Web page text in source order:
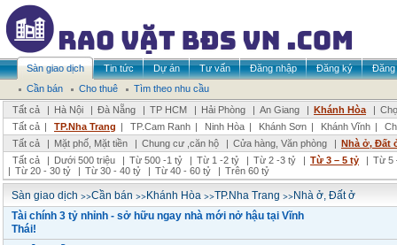
Sàn giao dịch Tin tức Dự án Tư vấn Đăng nhập Đăng ký
Đăng
Cần bán
Cho thuê
Tìm theo nhu cầu
Tất cả
| Hà Nội | Đà Nẵng | TP HCM | Hải Phòng | An Giang | Khánh Hòa |
Tất cả | TP.Nha Trang | TP.Cam Ranh | Ninh Hòa | Khánh Sơn | Khánh Vĩnh |
Tất cả
| Mặt phố, Mặt tiền | Chung cư ,căn hộ | Cửa hàng, Văn phòng | Nhà ở, Đất
Tất cả
| Dưới 500 triệu | Từ 500 -1 tỷ | Từ 1 -2 tỷ | Từ 2 -3 tỷ | Từ 3 – 5 tỷ | Từ 5
| Từ 20 - 30 tỷ | Từ 30 - 40 tỷ | Từ 40 - 60 tỷ | Trên 60 tỷ
Sàn giao dịch >>Cần bán >>Khánh Hòa >>TP.Nha Trang >>Nhà ở, Đất ở
Tài chính 3 tỷ nhỉnh - sở hữu ngay nhà mới nở hậu tại Vĩnh
Thái!